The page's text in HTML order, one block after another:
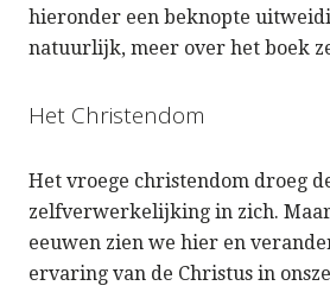
hieronder een beknopte
natuurlijk, meer over het boek
Het Christendom
Het vroege christendom droeg
zelfverwerkelijking in zich.
eeuwen zien we hier en
ervaring van de Christus in